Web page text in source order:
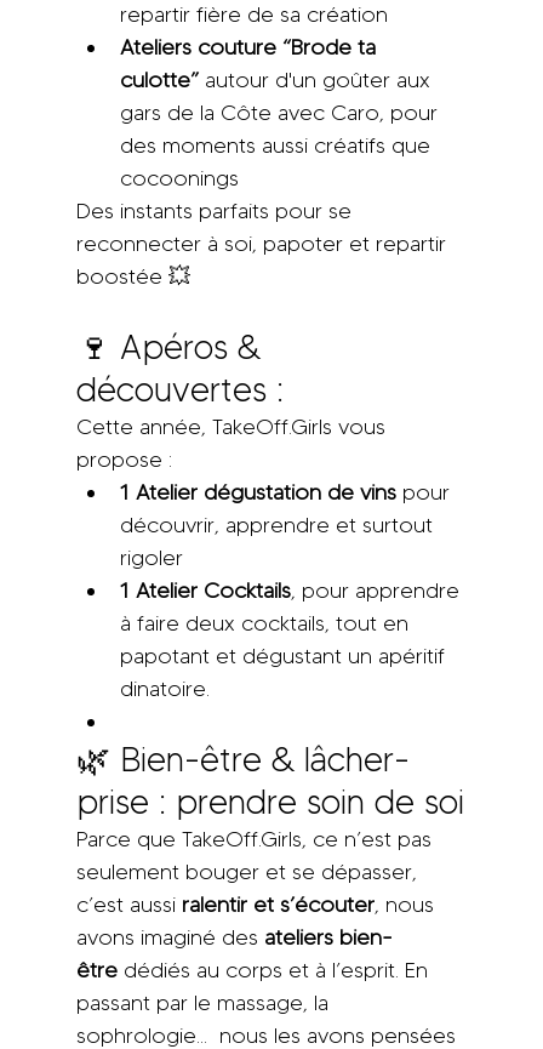
repartir fière de sa création
Ateliers couture “Brode ta
culotte” autour d'un goûter aux
gars de la Côte avec Caro, pour
des moments aussi créatifs que
cocoonings
Des instants parfaits pour se
reconnecter à soi, papoter et repartir
boostée 💥
🍷 Apéros &
découvertes :
Cette année, TakeOff.Girls vous
propose :
1 Atelier dégustation de vins pour
découvrir, apprendre et surtout
rigoler
1 Atelier Cocktails, pour apprendre
à faire deux cocktails, tout en
papotant et dégustant un apéritif
dinatoire.
🌿 Bien-être & lâcher-
prise : prendre soin de soi
Parce que TakeOff.Girls, ce n’est pas
seulement bouger et se dépasser,
c’est aussi ralentir et s’écouter, nous
avons imaginé des ateliers bien-
être dédiés au corps et à l’esprit. En
passant par le massage, la
sophrologie...  nous les avons pensées